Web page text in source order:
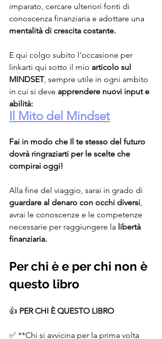
imparato, cercare ulteriori fonti di
conoscenza finanziaria e adottare una
mentalità di crescita costante.
E qui colgo subito l'occasione per
linkarti qui sotto il mio articolo sul
MINDSET, sempre utile in ogni ambito
in cui si deve apprendere nuovi input e
abilità:
Il Mito del Mindset
Fai in modo che Il te stesso del futuro
dovrà ringraziarti per le scelte che
compirai oggi!
Alla fine del viaggio, sarai in grado di
guardare al denaro con occhi diversi,
avrai le conoscenze e le competenze
necessarie per raggiungere la libertà
finanziaria.
Per chi è e per chi non è
questo libro
👍 PER CHI È QUESTO LIBRO
✅ **Chi si avvicina per la prima volta